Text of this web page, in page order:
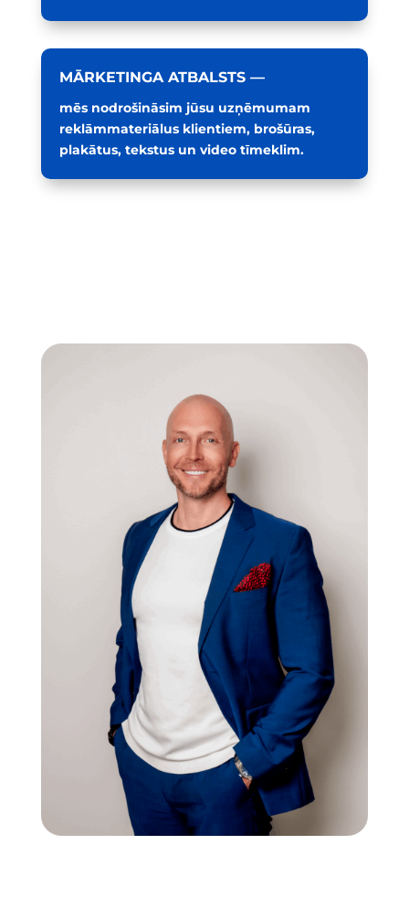
MĀRKETINGA ATBALSTS —
mēs nodrošināsim jūsu uzņēmumam
reklāmmateriālus klientiem, brošūras,
plakātus, tekstus un video tīmeklim.